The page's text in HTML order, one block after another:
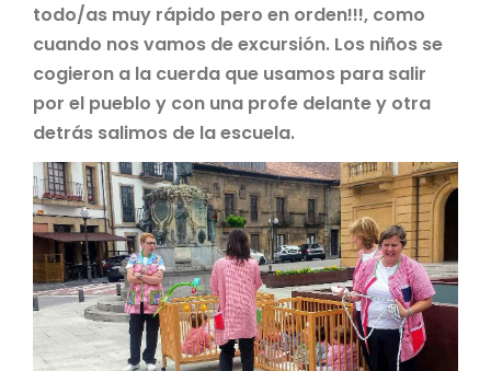
todo/as muy rápido pero en orden!!!, como
cuando nos vamos de excursión. Los niños se
cogieron a la cuerda que usamos para salir
por el pueblo y con una profe delante y otra
detrás salimos de la escuela.